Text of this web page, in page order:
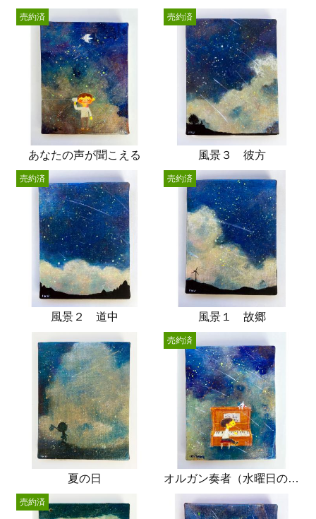
あなたの声が聞こえる
売約済
風景３ 彼方
売約済
風景２ 道中
売約済
風景１ 故郷
売約済
夏の日 オルガン奏者（水曜日の放課後）
売約済
売約済